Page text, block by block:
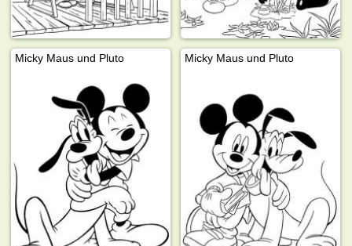
Micky Maus und Pluto Micky Maus und Pluto